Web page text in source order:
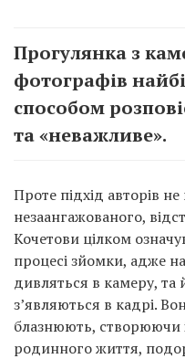
Прогулянка з
фотографів
способом
та «неважливе».
Проте підхід авторів
незаангажованого,
Кочетови цілком
процесі зйомки, адже
дивляться в камеру, та
з’являються в кадрі.
блазнюють, створюючи
родинного життя,